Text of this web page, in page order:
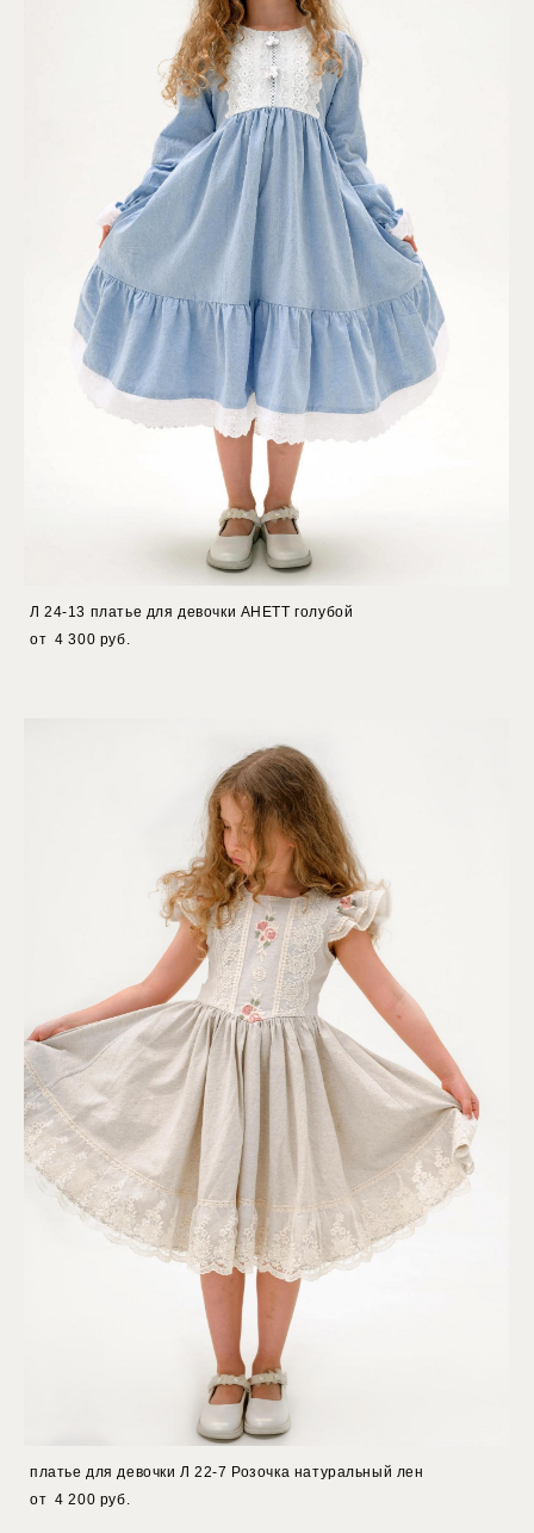
Л 24-13 платье для девочки АНЕТТ голубой
от 4 300 pуб.
платье для девочки Л 22-7 Розочка натуральный лен
от 4 200 pуб.